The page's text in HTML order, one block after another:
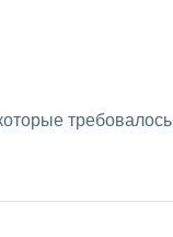
требовалось